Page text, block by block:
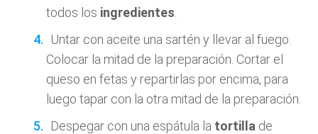
todos los ingredientes
Untar con aceite una sartén y llevar al fuego.
Colocar la mitad de la preparación. Cortar el
queso en fetas y repartirlas por encima, para
luego tapar con la otra mitad de la preparación.
Despegar con una espátula la tortilla de